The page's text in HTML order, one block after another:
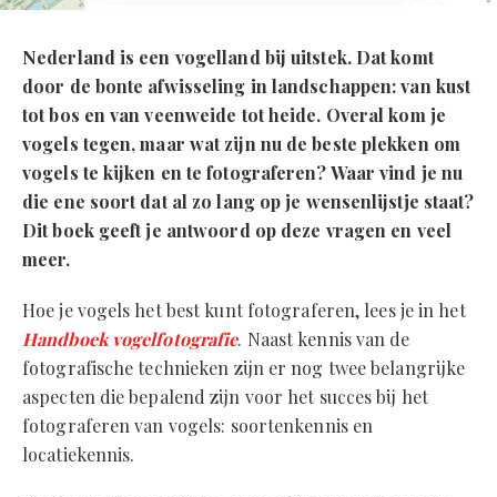
Nederland is een vogelland bij uitstek. Dat komt
door de bonte afwisseling in landschappen: van kust
tot bos en van veenweide tot heide. Overal kom je
vogels tegen, maar wat zijn nu de beste plekken om
vogels te kijken en te fotograferen? Waar vind je nu
die ene soort dat al zo lang op je wensenlijstje staat?
Dit boek geeft je antwoord op deze vragen en veel
meer.
Hoe je vogels het best kunt fotograferen, lees je in het
Handboek vogelfotografie. Naast kennis van de
fotografische technieken zijn er nog twee belangrijke
aspecten die bepalend zijn voor het succes bij het
fotograferen van vogels: soortenkennis en
locatiekennis.